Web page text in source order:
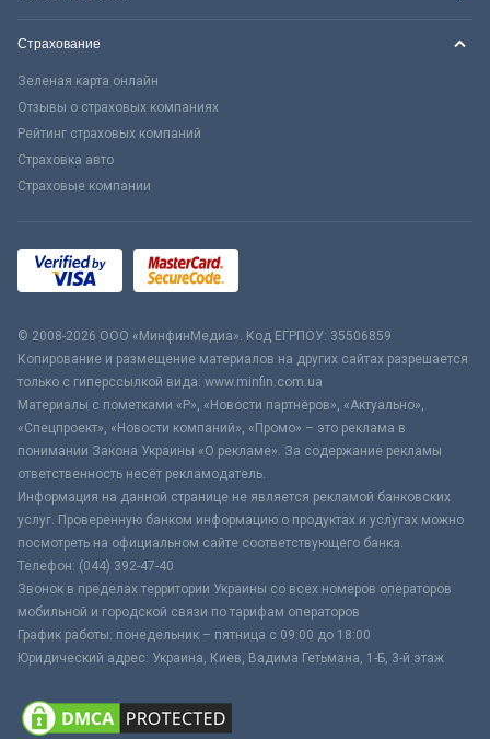
Страхование
Зеленая карта онлайн
Отзывы о страховых компаниях
Рейтинг страховых компаний
Страховка авто
Страховые компании
© 2008-2026 ООО «МинфинМедиа». Код ЕГРПОУ: 35506859
Копирование и размещение материалов на других сайтах разрешается
только с гиперссылкой вида: www.minfin.com.ua
Материалы с пометками «Р», «Новости партнёров», «Актуально»,
«Спецпроект», «Новости компаний», «Промо» – это реклама в
понимании Закона Украины «О рекламе». За содержание рекламы
ответственность несёт рекламодатель.
Информация на данной странице не является рекламой банковских
услуг. Проверенную банком информацию о продуктах и услугах можно
посмотреть на официальном сайте соответствующего банка.
Телефон: (044) 392-47-40
Звонок в пределах территории Украины со всех номеров операторов
мобильной и городской связи по тарифам операторов
График работы: понедельник – пятница с 09:00 до 18:00
Юридический адрес: Украина, Киев, Вадима Гетьмана, 1-Б, 3-й этаж